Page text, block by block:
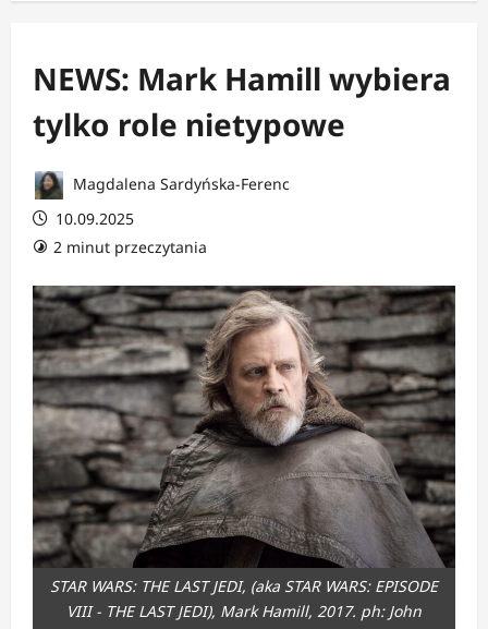
NEWS: Mark Hamill wybiera
tylko role nietypowe
Magdalena Sardyńska-Ferenc
10.09.2025
2 minut przeczytania
STAR WARS: THE LAST JEDI, (aka STAR WARS: EPISODE
VIII - THE LAST JEDI), Mark Hamill, 2017. ph: John